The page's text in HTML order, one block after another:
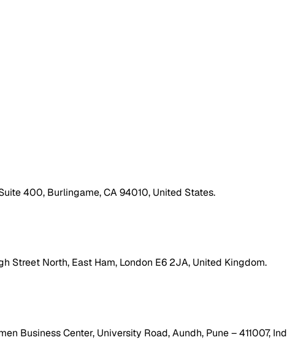
400, Burlingame, CA 94010, United States.
Street North, East Ham, London E6 2JA, United Kingdom.
Business Center, University Road, Aundh, Pune – 411007,